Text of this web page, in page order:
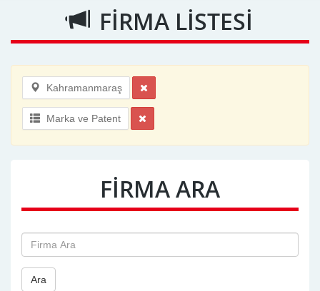
FİRMA LİSTESİ
Kahramanmaraş
Marka ve Patent
FİRMA ARA
Ara